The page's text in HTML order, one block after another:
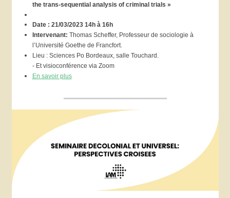
the trans-sequential analysis of criminal trials »
Date : 21/03/2023 14h à 16h
Intervenant: Thomas Scheffer, Professeur de sociologie à
l’Université Goethe de Francfort.
Lieu : Sciences Po Bordeaux, salle Touchard.
- Et visioconférence via Zoom
En savoir plus